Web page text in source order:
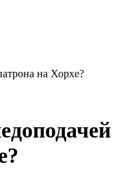
на Хорхе?